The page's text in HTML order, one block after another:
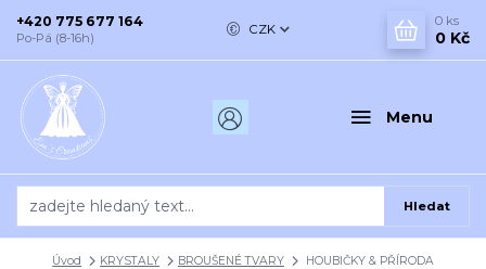
Menu
CZK
Hledat
+420 775 677 164
Po-Pá (8-16h)
0 ks
0 Kč
Úvod KRYSTALY BROUŠENÉ TVARY HOUBIČKY & PŘÍRODA